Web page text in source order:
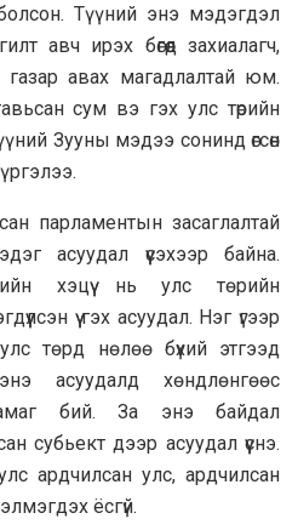
Түүний энэ мэдэгдэл
авч ирэх бөгөөд захиалагч,
газар авах магадлалтай юм.
тавьсан сум вэ гэх улс төрийн
Зууны мэдээ сонинд өгсөн
парламентын засаглалтай
асуудал үүсэхээр байна.
хэцүү нь улс төрийн
үү гэх асуудал. Нэг үгээр
төрд нөлөө бүхий этгээд
асуудалд хөндлөнгөөс
бий. За энэ байдал
субьект дээр асуудал үүснэ.
ардчилсан улс, ардчилсан
ёсгүй.